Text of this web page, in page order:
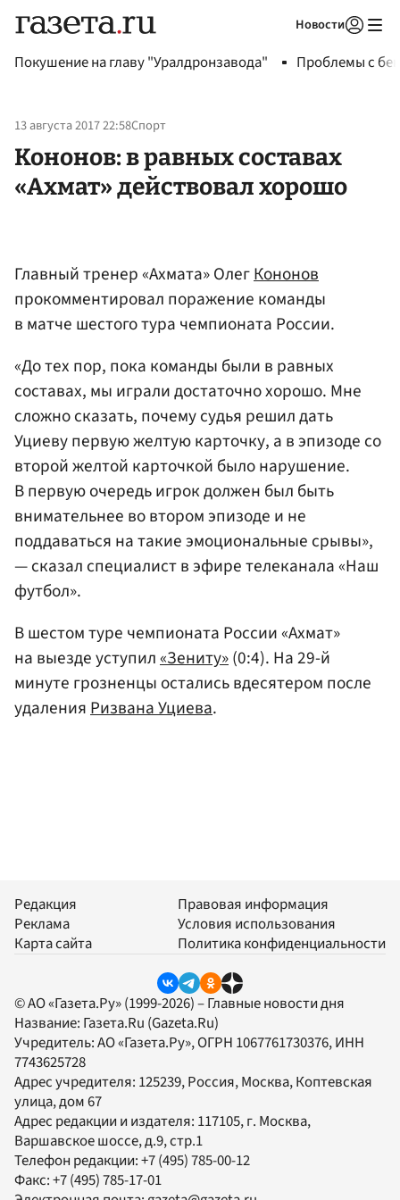
Новости
Покушение на главу "Уралдронзавода" Проблемы с
13 августа 2017 22:58Спорт
Кононов: в равных составах
«Ахмат» действовал хорошо
Главный тренер «Ахмата» ОлегКононов
прокомментировал поражение команды
в матче шестого тура чемпионата России.
«До тех пор, пока команды были в равных
составах, мы играли достаточно хорошо. Мне
сложно сказать, почему судья решил дать
Уциеву первую желтую карточку, а в эпизоде со
второй желтой карточкой было нарушение.
В первую очередь игрок должен был быть
внимательнее во втором эпизоде и не
поддаваться на такие эмоциональные срывы»,
— сказал специалист в эфире телеканала «Наш
футбол».
В шестом туре чемпионата России «Ахмат»
на выезде уступил«Зениту»(0:4). На 29-й
минуте грозненцы остались вдесятером после
удаленияРизвана Уциева.
Редакция
Реклама
Карта сайта
Правовая информация
Условия использования
Политика конфиденциальности
© АО «Газета.Ру» (1999-2026) – Главные новости дня
Название: Газета.Ru (Gazeta.Ru)
Учредитель:АО «Газета.Ру», ОГРН 1067761730376, ИНН
7743625728
Адрес учредителя: 125239, Россия, Москва, Коптевская
улица, дом 67
Адрес редакции и издателя: 117105, г. Москва,
Варшавское шоссе, д.9, стр.1
Телефон редакции:+7 (495) 785-00-12
Факс:+7 (495) 785-17-01